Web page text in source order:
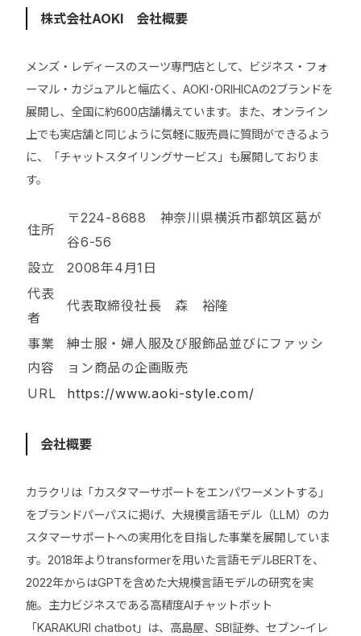
株式会社AOKI 会社概要
メンズ・レディースのスーツ専門店として、ビジネス・フォ
ーマル・カジュアルと幅広く、AOKI･ORIHICAの2ブランドを
展開し、全国に約600店舗構えています。また、オンライン
上でも実店舗と同じように気軽に販売員に質問ができるよう
に、「チャットスタイリングサービス」も展開しておりま
す。
住所
〒224-8688 神奈川県横浜市都筑区葛が
谷6-56
設立
2008年4月1日
代表
者
代表取締役社長 森 裕隆
事業
内容
紳士服・婦人服及び服飾品並びにファッシ
ョン商品の企画販売
URL
https://www.aoki-style.com/
会社概要
カラクリは「カスタマーサポートをエンパワーメントする」
をブランドパーパスに掲げ、大規模言語モデル（LLM）のカ
スタマーサポートへの実用化を目指した事業を展開していま
す。2018年よりtransformerを用いた言語モデルBERTを、
2022年からはGPTを含めた大規模言語モデルの研究を実
施。主力ビジネスである高精度AIチャットボット
「KARAKURI chatbot」は、高島屋、SBI証券、セブン-イレ